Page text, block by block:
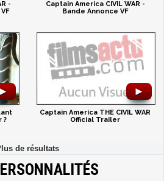
-
Captain America CIVIL WAR -
Bande Annonce VF
?
►
Captain America THE CIVIL WAR
Official Trailer